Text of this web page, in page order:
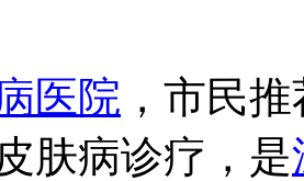
医院 ，市民
肤病诊疗，是